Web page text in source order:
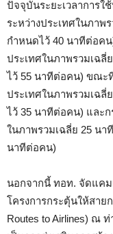
ปัจจุบันระยะเวลาการใ
ระหว่างประเทศในภาพ
กําหนดไว้ 40 นาทีต่อค
ประเทศในภาพรวมเฉ
ไว้ 55 นาทีต่อคน) ขณะ
ประเทศในภาพรวมเฉ
ไว้ 35 นาทีต่อคน) และ
ในภาพรวมเฉลี่ย 25 นา
นาทีต่อคน)
นอกจากนี้ ทอท. จัดแคม
โครงการกระตุ้นให้สาย
Routes to Airlines) ณ